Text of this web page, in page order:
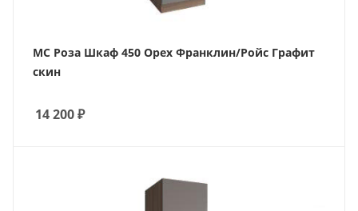
МС Роза Шкаф 450 Орех Франклин/Ройс Графит
скин
14 200₽